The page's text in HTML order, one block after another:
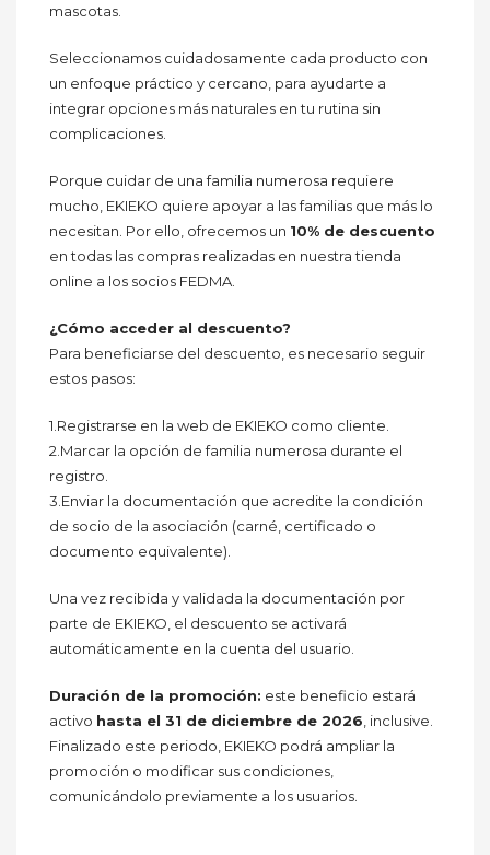
mascotas.
Seleccionamos cuidadosamente cada producto con
un enfoque práctico y cercano, para ayudarte a
integrar opciones más naturales en tu rutina sin
complicaciones.
Porque cuidar de una familia numerosa requiere
mucho, EKIEKO quiere apoyar a las familias que más lo
necesitan. Por ello, ofrecemos un 10% de descuento
en todas las compras realizadas en nuestra tienda
online a los socios FEDMA.
¿Cómo acceder al descuento?
Para beneficiarse del descuento, es necesario seguir
estos pasos:
1.Registrarse en la web de EKIEKO como cliente.
2.Marcar la opción de familia numerosa durante el
registro.
3.Enviar la documentación que acredite la condición
de socio de la asociación (carné, certificado o
documento equivalente).
Una vez recibida y validada la documentación por
parte de EKIEKO, el descuento se activará
automáticamente en la cuenta del usuario.
Duración de la promoción: este beneficio estará
activo hasta el 31 de diciembre de 2026 , inclusive.
Finalizado este periodo, EKIEKO podrá ampliar la
promoción o modificar sus condiciones,
comunicándolo previamente a los usuarios.